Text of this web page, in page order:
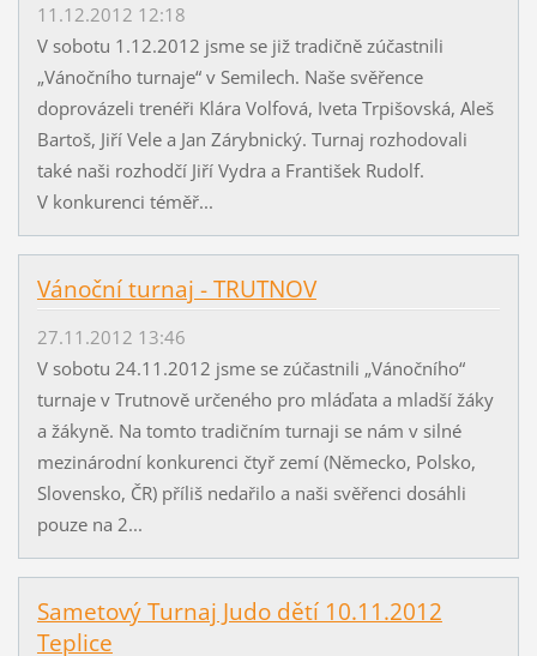
11.12.2012 12:18
V sobotu 1.12.2012 jsme se již tradičně zúčastnili
„Vánočního turnaje“ v Semilech. Naše svěřence
doprovázeli trenéři Klára Volfová, Iveta Trpišovská, Aleš
Bartoš, Jiří Vele a Jan Zárybnický. Turnaj rozhodovali
také naši rozhodčí Jiří Vydra a František Rudolf.
V konkurenci téměř...
Vánoční turnaj - TRUTNOV
27.11.2012 13:46
V sobotu 24.11.2012 jsme se zúčastnili „Vánočního“
turnaje v Trutnově určeného pro mláďata a mladší žáky
a žákyně. Na tomto tradičním turnaji se nám v silné
mezinárodní konkurenci čtyř zemí (Německo, Polsko,
Slovensko, ČR) příliš nedařilo a naši svěřenci dosáhli
pouze na 2...
Sametový Turnaj Judo dětí 10.11.2012
Teplice